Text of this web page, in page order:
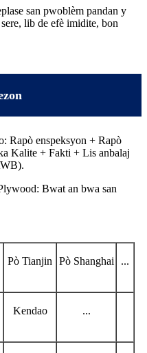
san pwoblèm pandan y
lib de efè imidite, bon
Rapò enspeksyon + Rapò
Kalite + Fakti + Lis anbalaj
Bwat an bwa san
Pò Tianjin Pò Shanghai ...
Kendao ...